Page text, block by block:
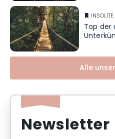
INSOLITE
Top der
Alle
Newsletter